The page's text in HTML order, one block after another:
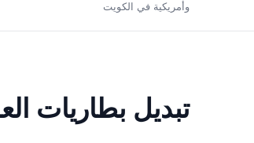
وأمريكية في الكويت